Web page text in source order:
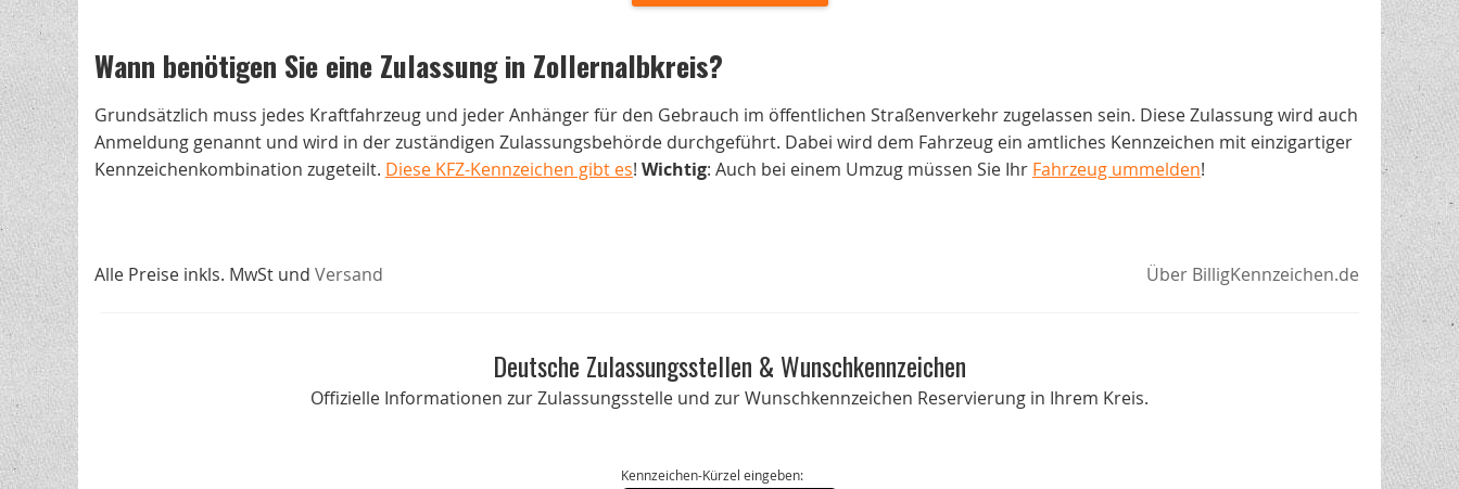
Wann benötigen Sie eine Zulassung in Zollernalbkreis?
Grundsätzlich muss jedes Kraftfahrzeug und jeder Anhänger für den Gebrauch im öffentlichen Straßenverkehr zugelassen sein. Diese Zulassung wird auch
Anmeldung genannt und wird in der zuständigen Zulassungsbehörde durchgeführt. Dabei wird dem Fahrzeug ein amtliches Kennzeichen mit einzigartiger
Kennzeichenkombination zugeteilt. Diese KFZ-Kennzeichen gibt es! Wichtig: Auch bei einem Umzug müssen Sie Ihr Fahrzeug ummelden!
Alle Preise inkls. MwSt und Versand Über BilligKennzeichen.de
Deutsche Zulassungsstellen & Wunschkennzeichen
Offizielle Informationen zur Zulassungsstelle und zur Wunschkennzeichen Reservierung in Ihrem Kreis.
Kennzeichen-Kürzel eingeben: